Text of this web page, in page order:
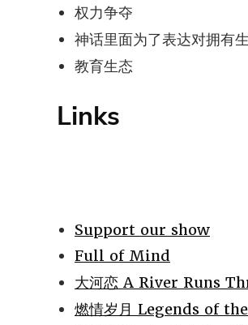
权力争夺
神话里面为了表达对拥有
教育生态
Links
Support our show
Full of Mind
大河恋 A River Runs
燃情岁月 Legends of